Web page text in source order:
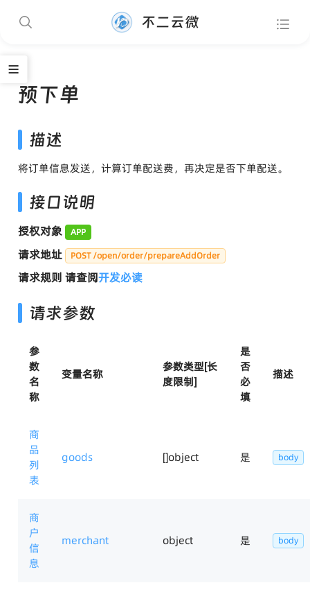
不二云微
预下单
描述
将订单信息发送，计算订单配送费，再决定是否下单配送。
接口说明
授权对象 APP
请求地址 POST /open/order/prepareAddOrder
请求规则 请查阅开发必读
请求参数
参
数
名
称
变量名称
参数类型[长
度限制]
是
否
必
填
描述
商
品
列
表
goods []object 是 body
商
户
信
息
merchant object 是 body